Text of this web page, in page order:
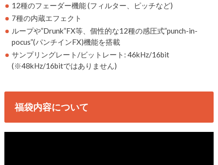
12種のフェーダー機能 (フィルター、ピッチなど)
7種の内蔵エフェクト
ループや”Drunk”FX等、個性的な12種の感圧式”punch-in-
pocus”(パンチインFX)機能を搭載
サンプリングレート/ビットレート: 46kHz/16bit
(※48kHz/16bitではありません)
福袋内容について